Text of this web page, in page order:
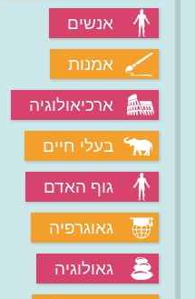
אנשים
אמנות
ארכיאולוגיה
בעלי חיים
גוף האדם
גאוגרפיה
גאולוגיה